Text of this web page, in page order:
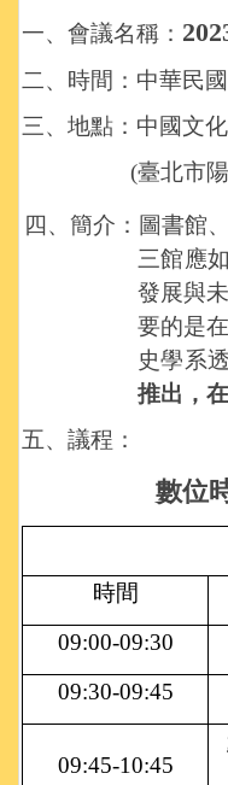
一、會議名稱：
二、時間：中華民
三、地點：中國文
(臺北市
四、簡介：圖書館
三館應
發展與
要的是
史學系
推出，
五、議程：
數位
時間
09:00-09:30
09:30-09:45
09:45-10:45